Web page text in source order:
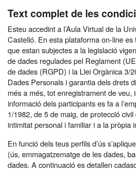
Text complet de les
Esteu accedint a l’Aula Virtual de la
Castelló. En esta plataforma on-line
que estan subjectes a la legislació
de dades regulades pel Reglament
de dades (RGPD) i la Llei Orgànica 3/
Dades Personals i garantia dels drets
més a més, tot enregistrament de veu,
informació dels participants es fa a
1/1982, de 5 de maig, de protecció civil
intimitat personal i familiar i a la pròpia
En funció dels teus perfils d’ús
(ús, emmagatzematge de les dades,
dades. A continuació es detallen